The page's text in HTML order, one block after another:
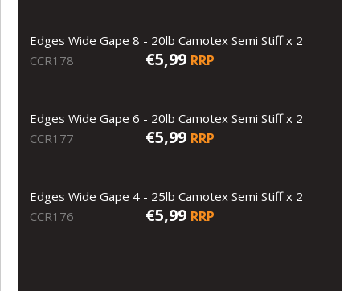
Edges Wide Gape 8 - 20lb Camotex Semi Stiff x 2
CCR178
€5,99 RRP
Edges Wide Gape 6 - 20lb Camotex Semi Stiff x 2
CCR177
€5,99 RRP
Edges Wide Gape 4 - 25lb Camotex Semi Stiff x 2
CCR176
€5,99 RRP